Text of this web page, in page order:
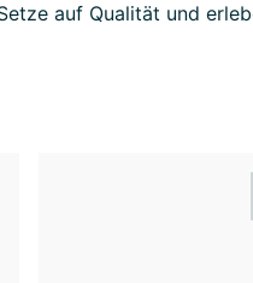
auf Qualität und